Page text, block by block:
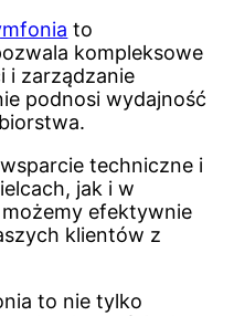
to
kompleksowe
i zarządzanie
podnosi wydajność
techniczne i
jak i w
efektywnie
klientów z
to nie tylko